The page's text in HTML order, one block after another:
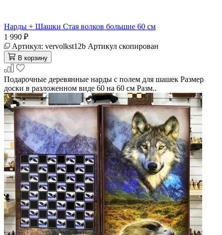
Нарды + Шашки Стая волков большие 60 см
1 990 ₽
Артикул: vervolkst12b Артикул скопирован
В корзину
Подарочные деревянные нарды с полем для шашек Размер
доски в разложенном виде 60 на 60 см Разм..